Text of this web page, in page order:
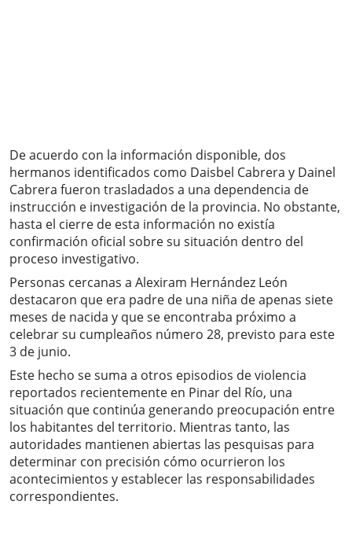
De acuerdo con la información disponible, dos
hermanos identificados como Daisbel Cabrera y Dainel
Cabrera fueron trasladados a una dependencia de
instrucción e investigación de la provincia. No obstante,
hasta el cierre de esta información no existía
confirmación oficial sobre su situación dentro del
proceso investigativo.
Personas cercanas a Alexiram Hernández León
destacaron que era padre de una niña de apenas siete
meses de nacida y que se encontraba próximo a
celebrar su cumpleaños número 28, previsto para este
3 de junio.
Este hecho se suma a otros episodios de violencia
reportados recientemente en Pinar del Río, una
situación que continúa generando preocupación entre
los habitantes del territorio. Mientras tanto, las
autoridades mantienen abiertas las pesquisas para
determinar con precisión cómo ocurrieron los
acontecimientos y establecer las responsabilidades
correspondientes.